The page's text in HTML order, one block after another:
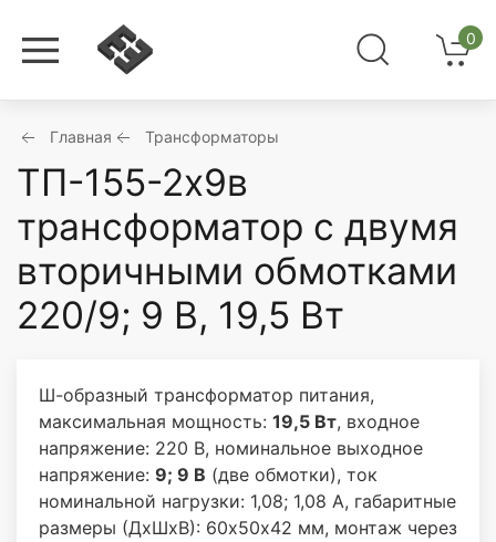
0
Главная Трансформаторы
ТП-155-2х9в
трансформатор с двумя
вторичными обмотками
220/9; 9 В, 19,5 Вт
Ш-образный трансформатор питания,
максимальная мощность: 19,5 Вт, входное
напряжение: 220 В, номинальное выходное
напряжение: 9; 9 В (две обмотки), ток
номинальной нагрузки: 1,08; 1,08 А, габаритные
размеры (ДхШхВ): 60х50х42 мм, монтаж через